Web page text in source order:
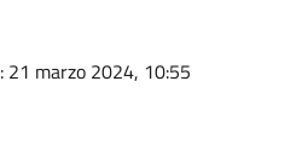
: 21 marzo 2024, 10:55